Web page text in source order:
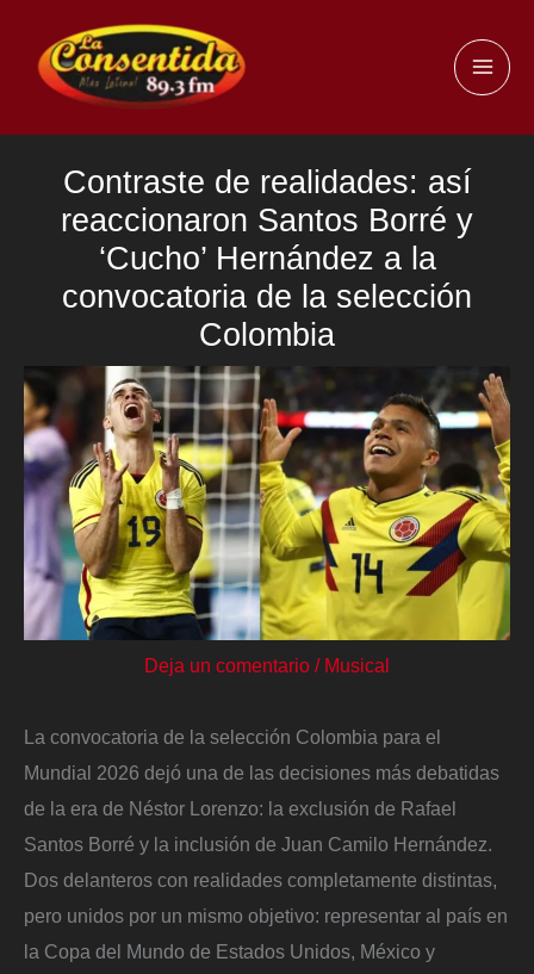
contenido
Contraste de realidades: así
reaccionaron Santos Borré y
‘Cucho’ Hernández a la
convocatoria de la selección
Colombia
Deja un comentario / Musical
La convocatoria de la selección Colombia para el
Mundial 2026 dejó una de las decisiones más debatidas
de la era de Néstor Lorenzo: la exclusión de Rafael
Santos Borré y la inclusión de Juan Camilo Hernández.
Dos delanteros con realidades completamente distintas,
pero unidos por un mismo objetivo: representar al país en
la Copa del Mundo de Estados Unidos, México y